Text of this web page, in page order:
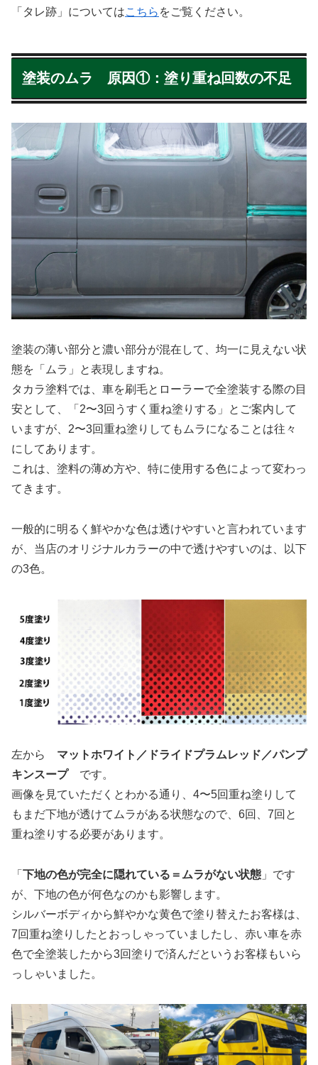
「タレ跡」についてはこちら をご覧ください。
塗装のムラ 原因①：塗り重ね回数の不足
塗装の薄い部分と濃い部分が混在して、均一に見えない状
態を「ムラ」と表現しますね。
タカラ塗料では、車を刷毛とローラーで全塗装する際の目
安として、「2〜3回うすく重ね塗りする」とご案内して
いますが、2〜3回重ね塗りしてもムラになることは往々
にしてあります。
これは、塗料の薄め方や、特に使用する色によって変わっ
てきます。
一般的に明るく鮮やかな色は透けやすいと言われています
が、当店のオリジナルカラーの中で透けやすいのは、以下
の3色。
左から マットホワイト／ドライドプラムレッド／パンプ
キンスープです。
画像を見ていただくとわかる通り、4〜5回重ね塗りして
もまだ下地が透けてムラがある状態なので、6回、7回と
重ね塗りする必要があります。
「 下地の色が完全に隠れている＝ムラがない状態 」です
が、下地の色が何色なのかも影響します。
シルバーボディから鮮やかな黄色で塗り替えたお客様は、
7回重ね塗りしたとおっしゃっていましたし、赤い車を赤
色で全塗装したから3回塗りで済んだというお客様もいら
っしゃいました。